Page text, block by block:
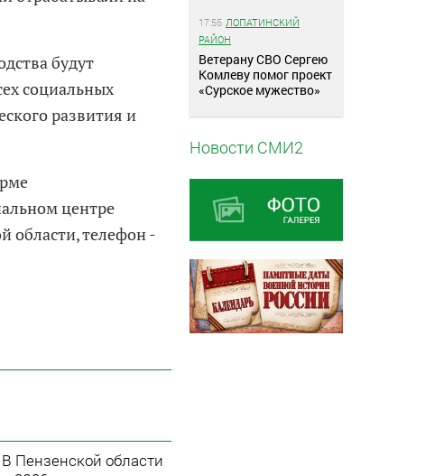
будут
социальных
развития и
центре
области, телефон -
В Пензенской области
17:55 ЛОПАТИНСКИЙ
РАЙОН
Ветерану СВО Сергею
Комлеву помог проект
«Сурское мужество»
Новости СМИ2